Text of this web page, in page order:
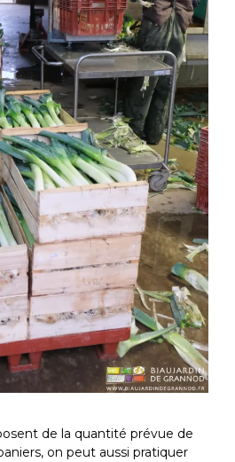
de la quantité prévue de
on peut aussi pratiquer